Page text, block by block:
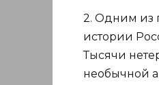
2. Одним из
истории
Тысячи
необычной